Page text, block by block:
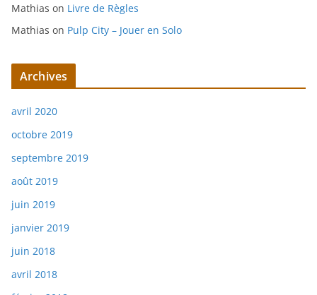
Mathias on Livre de Règles
Mathias on Pulp City – Jouer en Solo
Archives
avril 2020
octobre 2019
septembre 2019
août 2019
juin 2019
janvier 2019
juin 2018
avril 2018